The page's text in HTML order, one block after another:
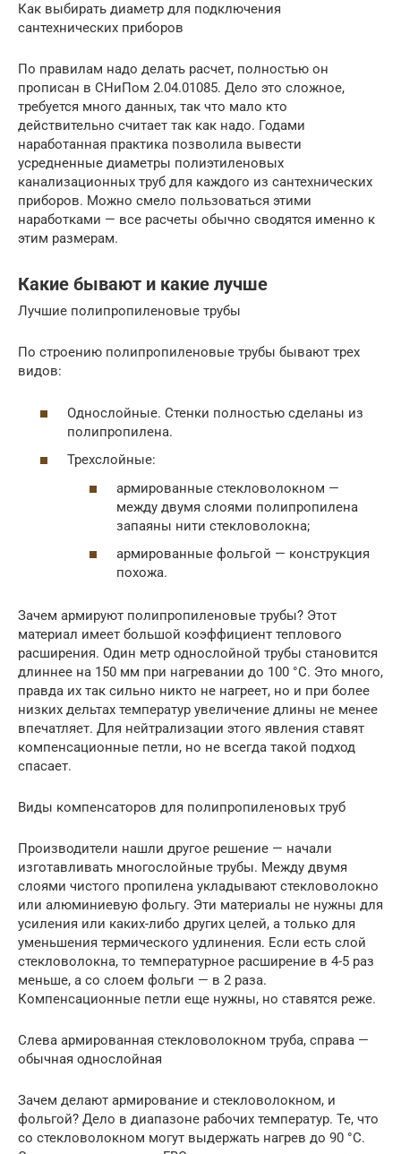
Как выбирать диаметр для подключения
сантехнических приборов
По правилам надо делать расчет, полностью он
прописан в СНиПом 2.04.01085. Дело это сложное,
требуется много данных, так что мало кто
действительно считает так как надо. Годами
наработанная практика позволила вывести
усредненные диаметры полиэтиленовых
канализационных труб для каждого из сантехнических
приборов. Можно смело пользоваться этими
наработками — все расчеты обычно сводятся именно к
этим размерам.
Какие бывают и какие лучше
Лучшие полипропиленовые трубы
По строению полипропиленовые трубы бывают трех
видов:
Однослойные. Стенки полностью сделаны из
полипропилена.
Трехслойные:
армированные стекловолокном —
между двумя слоями полипропилена
запаяны нити стекловолокна;
армированные фольгой — конструкция
похожа.
Зачем армируют полипропиленовые трубы? Этот
материал имеет большой коэффициент теплового
расширения. Один метр однослойной трубы становится
длиннее на 150 мм при нагревании до 100 °C. Это много,
правда их так сильно никто не нагреет, но и при более
низких дельтах температур увеличение длины не менее
впечатляет. Для нейтрализации этого явления ставят
компенсационные петли, но не всегда такой подход
спасает.
Виды компенсаторов для полипропиленовых труб
Производители нашли другое решение — начали
изготавливать многослойные трубы. Между двумя
слоями чистого пропилена укладывают стекловолокно
или алюминиевую фольгу. Эти материалы не нужны для
усиления или каких-либо других целей, а только для
уменьшения термического удлинения. Если есть слой
стекловолокна, то температурное расширение в 4-5 раз
меньше, а со слоем фольги — в 2 раза.
Компенсационные петли еще нужны, но ставятся реже.
Слева армированная стекловолокном труба, справа —
обычная однослойная
Зачем делают армирование и стекловолокном, и
фольгой? Дело в диапазоне рабочих температур. Те, что
со стекловолокном могут выдержать нагрев до 90 °C.